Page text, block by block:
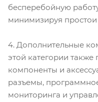
бесперебойную
минимизируя
4. Дополнительные
этой категории
компоненты и
разъемы,
мониторинга и